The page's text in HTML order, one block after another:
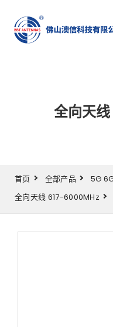
全向天
首页 全部产品
5G
全向天线 617-6000MHz